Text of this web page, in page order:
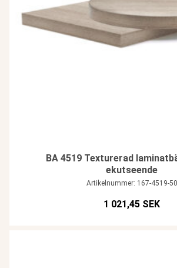
BA 4519 Texturerad
ekutseende
Artikelnummer: 167-4519-50
1 021,45 SEK